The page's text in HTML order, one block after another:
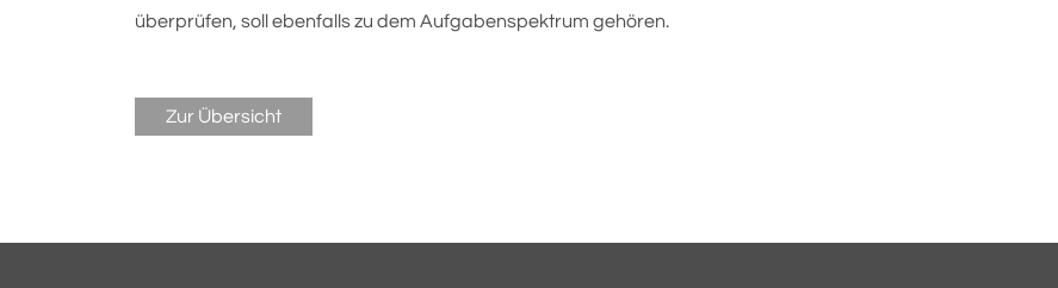
überprüfen, soll ebenfalls zu dem Aufgabenspektrum gehören.
Zur Übersicht